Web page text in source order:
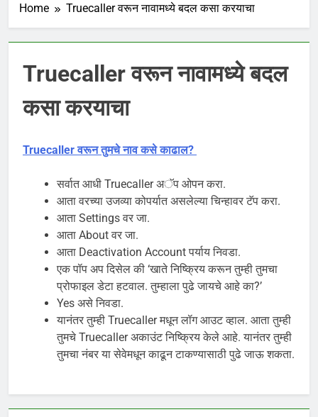
Home Truecaller वरून नावामध्ये बदल कसा करयाचा
Truecaller वरून नावामध्ये बदल
कसा करयाचा
Truecaller वरून तुमचे नाव कसे काढाल?
सर्वात आधी Truecaller अॅप ओपन करा.
आता वरच्या उजव्या कोपर्यात असलेल्या चिन्हावर टॅप करा.
आता Settings वर जा.
आता About वर जा.
आता Deactivation Account पर्याय निवडा.
एक पॉप अप दिसेल की ‘खाते निष्क्रिय करून तुम्ही तुमचा
प्रोफाइल डेटा हटवाल. तुम्हाला पुढे जायचे आहे का?’
Yes असे निवडा.
यानंतर तुम्ही Truecaller मधून लॉग आउट व्हाल. आता तुम्ही
तुमचे Truecaller अकाउंट निष्क्रिय केले आहे. यानंतर तुम्ही
तुमचा नंबर या सेवेमधून काढून टाकण्यासाठी पुढे जाऊ शकता.